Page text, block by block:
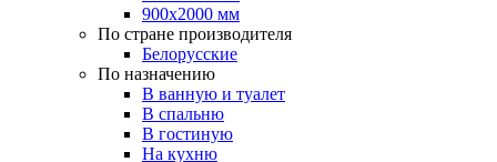
900х2000 мм
По стране производителя
Белорусские
По назначению
В ванную и туалет
В спальню
В гостиную
На кухню